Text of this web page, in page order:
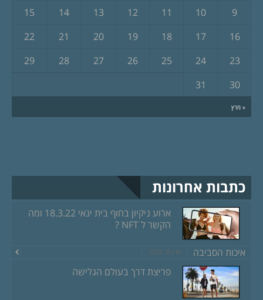
« מרץ
9
10
11
12
13
14
15
16
17
18
19
20
21
22
23
24
25
26
27
28
29
30
31
כתבות אחרונות
ארוע ניקיון בחוף בית ינאי 18.3.22 ומה
הקשר ל NFT ?
איכות הסביבה מרץ 8, 2022
פריצת דרך בעולם הגלישה